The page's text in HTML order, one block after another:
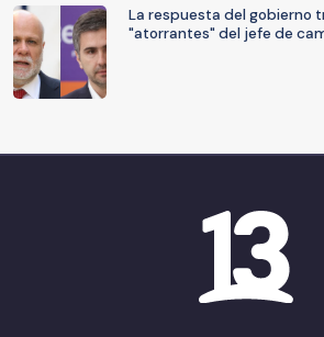
La respuesta del gobierno
"atorrantes" del jefe de